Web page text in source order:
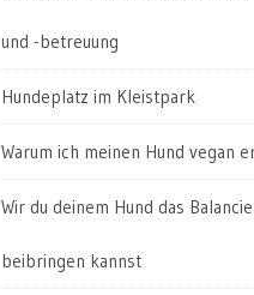
und -betreuung
Hundeplatz im Kleistpark
Warum ich meinen Hund vegan
Wir du deinem Hund das
beibringen kannst